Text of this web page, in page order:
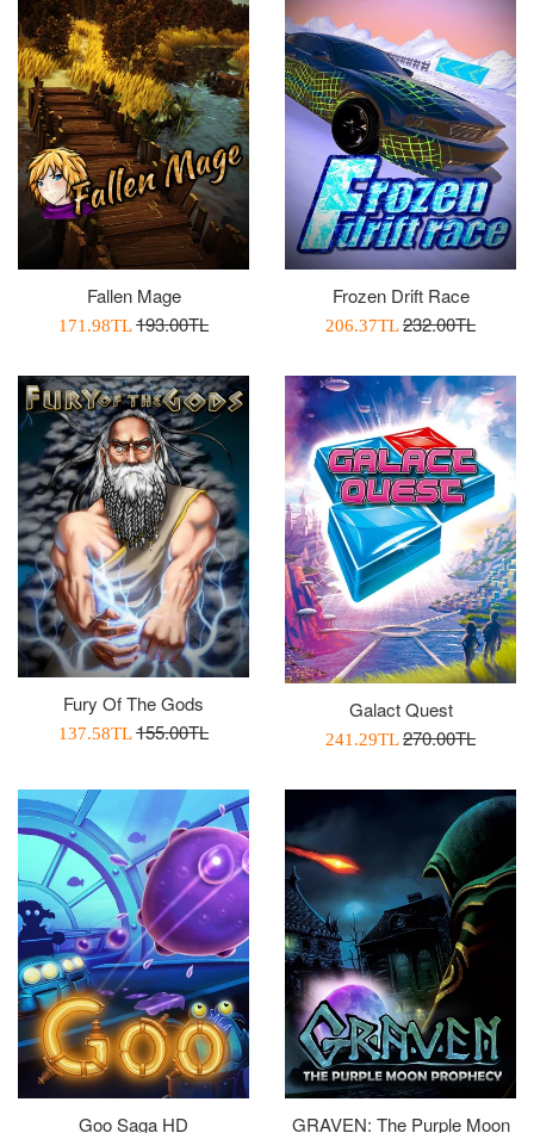
Fallen Mage
İndirimli
171.98TLNormal
193.00TL
Frozen Drift Race
İndirimli
206.37TLNormal
232.00TL
Fury Of The Gods
İndirimli
137.58TLNormal
155.00TL
Galact Quest
İndirimli
241.29TLNormal
270.00TL
Goo Saga HD
GRAVEN: The Purple Moon